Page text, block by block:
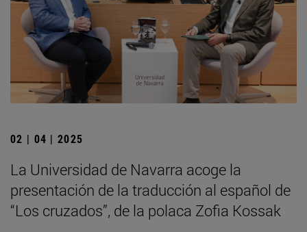
02 | 04 | 2025
La Universidad de Navarra acoge la
presentación de la traducción al español de
“Los cruzados”, de la polaca Zofia Kossak